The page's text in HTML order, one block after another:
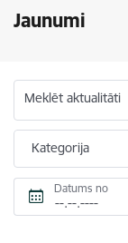
Jaunumi
Meklēt aktualitāti
Kategorija
Datums no